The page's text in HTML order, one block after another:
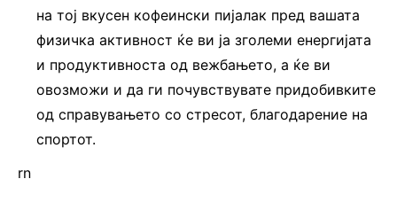
на тој вкусен кофеински пијалак пред вашата
физичка активност ќе ви ја зголеми енергијата
и продуктивноста од вежбањето, а ќе ви
овозможи и да ги почувствувате придобивките
од справувањето со стресот, благодарение на
спортот.
rn